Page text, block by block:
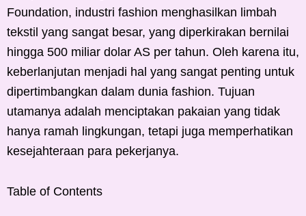
Foundation, industri fashion menghasilkan limbah
tekstil yang sangat besar, yang diperkirakan bernilai
hingga 500 miliar dolar AS per tahun. Oleh karena itu,
keberlanjutan menjadi hal yang sangat penting untuk
dipertimbangkan dalam dunia fashion. Tujuan
utamanya adalah menciptakan pakaian yang tidak
hanya ramah lingkungan, tetapi juga memperhatikan
kesejahteraan para pekerjanya.
Table of Contents